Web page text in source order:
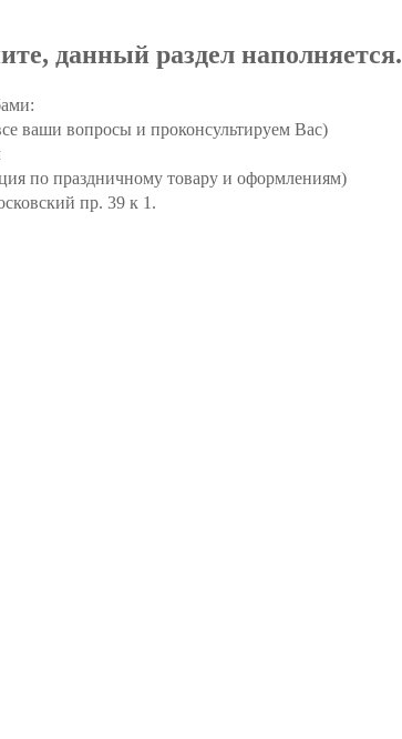
данный раздел наполняется.
ваши вопросы и проконсультируем Вас)
по праздничному товару и оформлениям)
пр. 39 к 1.